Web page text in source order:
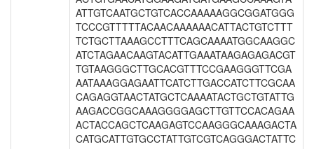
ATTGTCAATGCTGTCACCAAAAAGGCGGATGGG
TCCCGTTTTTACAACAAAAAACATTACTGTCTTT
TCTGCTTAAAGCCTTTCAGCAAAATGGCAAGGC
ATCTAGAACAAGTACATTGAAATAAGAGAGACGT
TGTAAGGGCTTGCACGTTTCCGAAGGGTTCGA
AATAAAGGAGAATTCATCTTGACCATCTTCGCAA
CAGAGGTAACTATGCTCAAAATACTGCTGTATTG
AAGACCGGCAAAGGGGAGCTTGTTCCACAGAA
ACTACCAGCTCAAGAGTCCAAGGGCAAAGACTA
CATGCATTGTGCCTATTGTCGTCAGGGACTATTC